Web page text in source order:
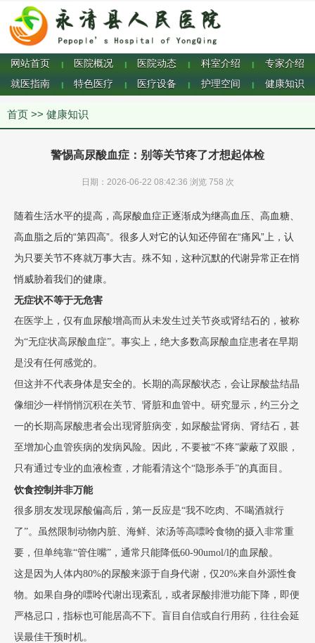
网站首页 | 医院概况 | 医院动态 | 科室介绍 |
专家介绍
就医指南
| 特色医疗 | 医疗设备 | 护理空间 | 健康知识
首页 >> 健康知识
警惕高尿酸血症：别等关节疼了才想起体检
日期：2026-06-22 08:42:36 浏览 758 次
随着生活水平的提高，高尿酸血症正逐渐成为继高血压、高血糖、
高血脂之后的“第四高”。很多人对它的认知还停留在“痛风”上，认
为只要关节不疼就万事大吉。殊不知，这种沉默的代谢异常正在悄
悄威胁着我们的健康。
无症状不等于无危害
在医学上，仅有血尿酸增高而从未发生过关节炎或肾结石的，被称
为“无症状高尿酸血症”。事实上，绝大多数高尿酸血症患者在早期
是没有任何感觉的。
但这并不代表身体是安全的。长期的高尿酸状态，会让尿酸盐结晶
像细沙一样悄悄沉积在关节、肾脏和血管中。研究显示，约三分之
一的长期高尿酸患者会出现肾脏病变，如尿酸盐肾病、肾结石，甚
至增加心血管疾病的发病风险。因此，不要被“不疼”蒙蔽了双眼，
只有通过专业的血液检查，才能看清这个“隐形杀手”的真面目。
饮食控制并非万能
很多朋友发现尿酸偏高后，第一反应是“我不吃肉、不喝酒就行
了”。虽然限制动物内脏、海鲜、浓汤等高嘌呤食物的摄入非常重
要，但单纯靠“管住嘴”，通常只能降低60-90umol/l的血尿酸。
这是因为人体内80%的尿酸来源于自身代谢，仅20%来自外源性食
物。如果自身的嘌呤代谢出现紊乱，或者尿酸排泄功能下降，即便
严格忌口，指标也可能居高不下。盲目自信或自行用药，往往会延
误最佳干预时机。